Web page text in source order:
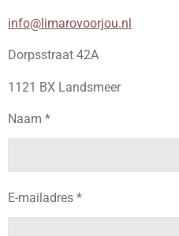
s
A
p
p
info@limarovoorjou.nl
Dorpsstraat 42A
1121 BX Landsmeer
Naam *
E-mailadres *